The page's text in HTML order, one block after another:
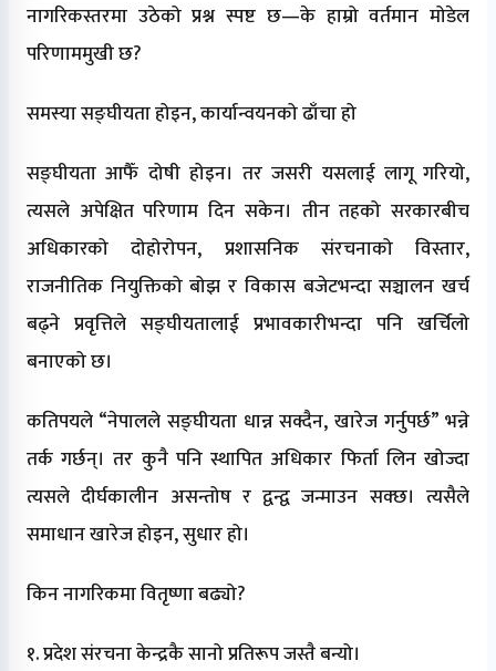
नागरिकस्तरमा उठेको प्रश्न स्पष्ट छ—के हाम्रो वर्तमान मोडेल
परिणाममुखी छ?
समस्या सङ्घीयता होइन, कार्यान्वयनको ढाँचा हो
सङ्घीयता आफैँ दोषी होइन। तर जसरी यसलाई लागू गरियो,
त्यसले अपेक्षित परिणाम दिन सकेन। तीन तहको सरकारबीच
अधिकारको दोहोरोपन, प्रशासनिक संरचनाको विस्तार,
राजनीतिक नियुक्तिको बोझ र विकास बजेटभन्दा सञ्चालन खर्च
बढ्ने प्रवृत्तिले सङ्घीयतालाई प्रभावकारीभन्दा पनि खर्चिलो
बनाएको छ।
कतिपयले “नेपालले सङ्घीयता धान्न सक्दैन, खारेज गर्नुपर्छ” भन्ने
तर्क गर्छन्। तर कुनै पनि स्थापित अधिकार फिर्ता लिन खोज्दा
त्यसले दीर्घकालीन असन्तोष र द्वन्द्व जन्माउन सक्छ। त्यसैले
समाधान खारेज होइन, सुधार हो।
किन नागरिकमा वितृष्णा बढ्यो?
१. प्रदेश संरचना केन्द्रकै सानो प्रतिरूप जस्तै बन्यो।